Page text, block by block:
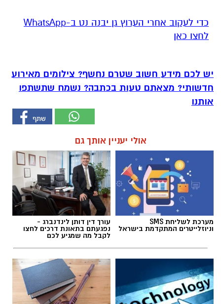
‏כדי לעקוב אחרי הערוץ גן יבנה נט ב-WhatsApp
לחצו כאן
יש לכם מידע חשוב שטרם נחשף? צילומים מאירוע
חדשותי? מצאתם טעות בכתבה? נשמח שתשתפו
אותנו
אולי יעניין אותך גם
מערכת לשליחת SMS
וניוזלייטרים המתקדמת בישראל
עורך דין דותן לינדנברג -
נפגעתם בתאונת דרכים לחצו
לקבל מה שמגיע לכם